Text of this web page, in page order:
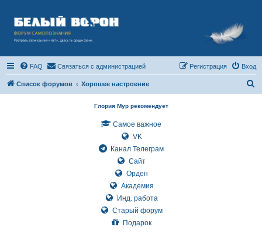
FAQ Связаться с администрацией Вход
Регистрация
Список форумов Хорошее настроение
Глория Мур рекомендует
Самое важное
VK
Канал Телеграм
Сайт
Орден
Академия
Инд. работа
Старый форум
Подарок